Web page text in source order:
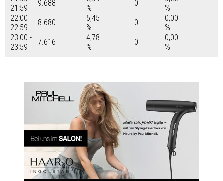
21:59
9.688
%
0
%
22:00 -
22:59
8.680
5,45
%
0
0,00
%
23:00 -
23:59
7.616
4,78
%
0
0,00
%